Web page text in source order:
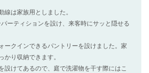
線は家族用としました。
ーティションを設け、来客時にサッと隠せる
ークインできるパントリーを設けました。家
かり収納できます。
設けてあるので、庭で洗濯物を干す際にはこ